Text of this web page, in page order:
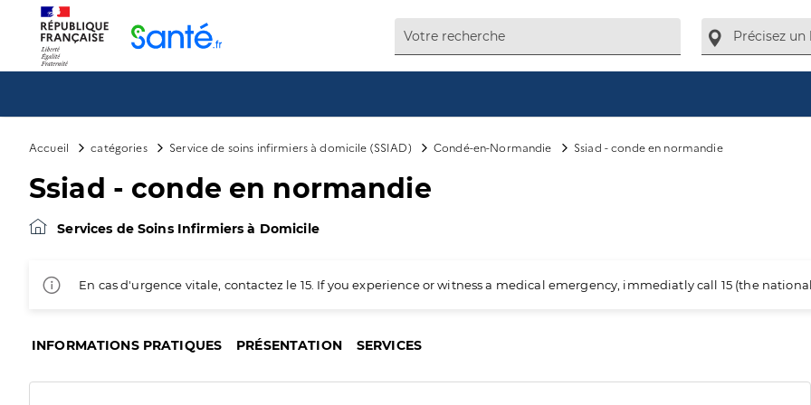
Accueil catégories Service de soins infirmiers à domicile (SSIAD) Condé-en-Normandie Ssiad - conde en normandie
Ssiad - conde en normandie
Services de Soins Infirmiers à Domicile
En cas d'urgence vitale, contactez le 15. If you experience or witness a medical emergency, immediatly call 15 (the
INFORMATIONS PRATIQUES PRÉSENTATION SERVICES
Panneau de gestion des cookies